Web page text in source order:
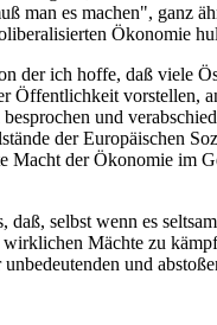
man es machen", ganz
Ökonomie
der ich hoffe, daß viele
Öffentlichkeit vorstellen,
und
der Europäischen
der Ökonomie im
selbst wenn es
Mächte zu
und